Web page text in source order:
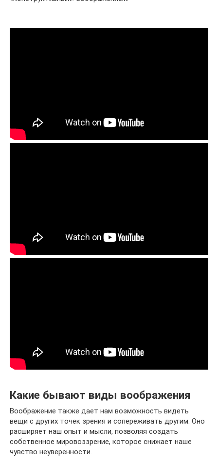
Какие бывают виды воображения
Воображение также дает нам возможность видеть
вещи с других точек зрения и сопереживать другим. Оно
расширяет наш опыт и мысли, позволяя создать
собственное мировоззрение, которое снижает наше
чувство неуверенности.